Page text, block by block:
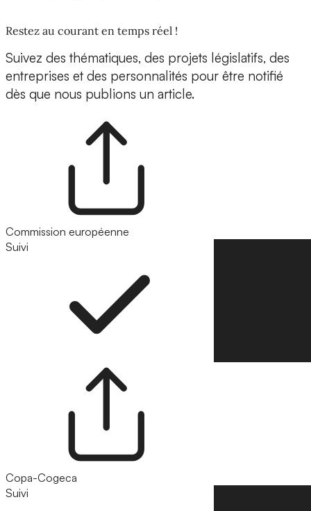
Restez au courant en temps réel !
Suivez des thématiques, des projets législatifs, des
entreprises et des personnalités pour être notifié
dès que nous publions un article.
Commission européenne
Suivi
Copa-Cogeca
Suivi